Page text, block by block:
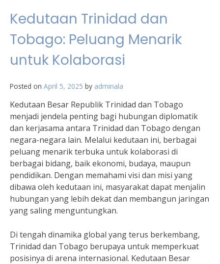
Kedutaan Trinidad dan
Tobago: Peluang Menarik
untuk Kolaborasi
Posted on April 5, 2025 by adminala
Kedutaan Besar Republik Trinidad dan Tobago
menjadi jendela penting bagi hubungan diplomatik
dan kerjasama antara Trinidad dan Tobago dengan
negara-negara lain. Melalui kedutaan ini, berbagai
peluang menarik terbuka untuk kolaborasi di
berbagai bidang, baik ekonomi, budaya, maupun
pendidikan. Dengan memahami visi dan misi yang
dibawa oleh kedutaan ini, masyarakat dapat menjalin
hubungan yang lebih dekat dan membangun jaringan
yang saling menguntungkan.
Di tengah dinamika global yang terus berkembang,
Trinidad dan Tobago berupaya untuk memperkuat
posisinya di arena internasional. Kedutaan Besar